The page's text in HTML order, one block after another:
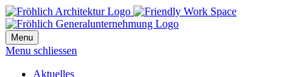
Menu
Menu schliessen
Aktuelles